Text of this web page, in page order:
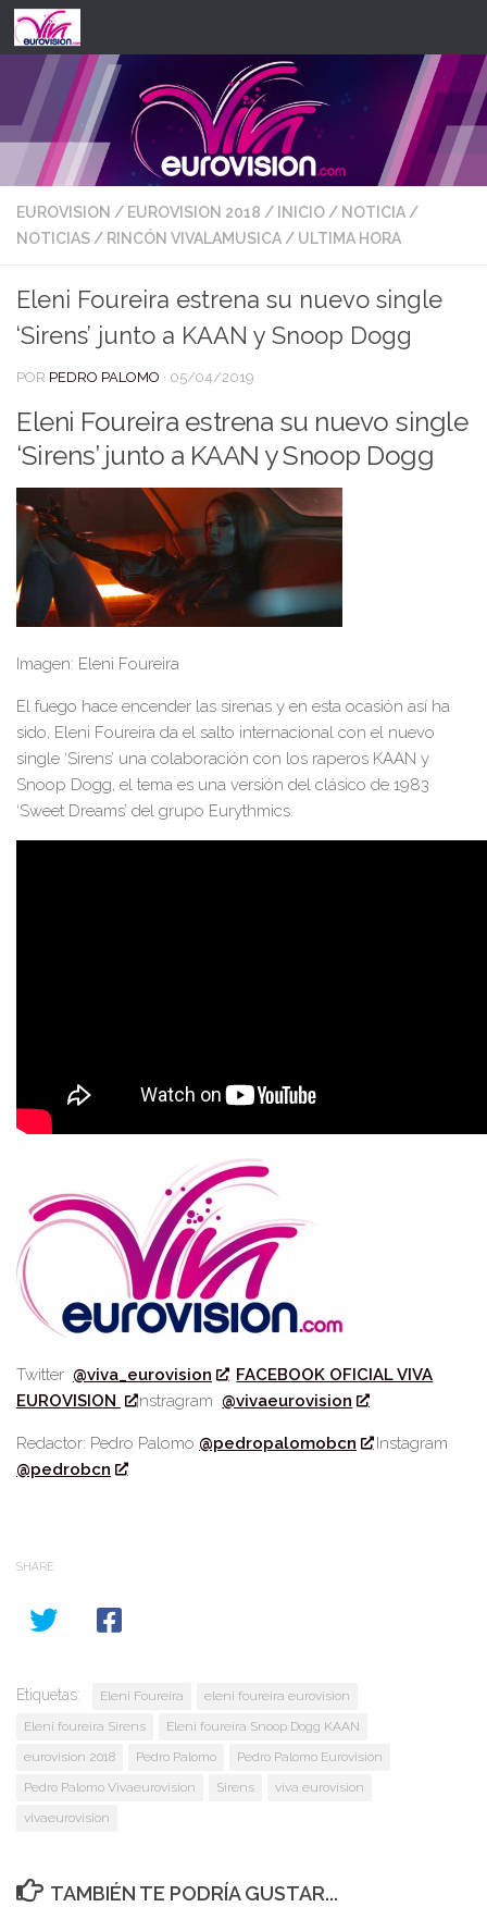
Saltar al contenido
EUROVISION / EUROVISION 2018 / INICIO/ NOTICIA/
NOTICIAS/ RINCÓN VIVALAMUSICA/ ULTIMA HORA
Eleni Foureira estrena su nuevo single
‘Sirens’ junto a KAAN y Snoop Dogg
POR PEDRO PALOMO · 05/04/2019
Eleni Foureira estrena su nuevo single
‘Sirens’ junto a KAAN y Snoop Dogg
Imagen: Eleni Foureira
El fuego hace encender las sirenas y en esta ocasión así ha
sido, Eleni Foureira da el salto internacional con el nuevo
single ‘Sirens’ una colaboración con los raperos KAAN y
Snoop Dogg, el tema es una versión del clásico de 1983
‘Sweet Dreams’ del grupo Eurythmics.
Twitter @viva_eurovision
FACEBOOK OFICIAL VIVA
EUROVISION
Instragram @vivaeurovision
Redactor: Pedro Palomo @pedropalomobcn
Instagram
@pedrobcn
SHARE
Etiquetas: Eleni Foureira
eleni foureira eurovision
Eleni foureira Sirens
Eleni foureira Snoop Dogg KAAN
eurovision 2018
Pedro Palomo
Pedro Palomo Eurovision
Pedro Palomo Vivaeurovision
Sirens
viva eurovision
vivaeurovision
TAMBIÉN TE PODRÍA GUSTAR...